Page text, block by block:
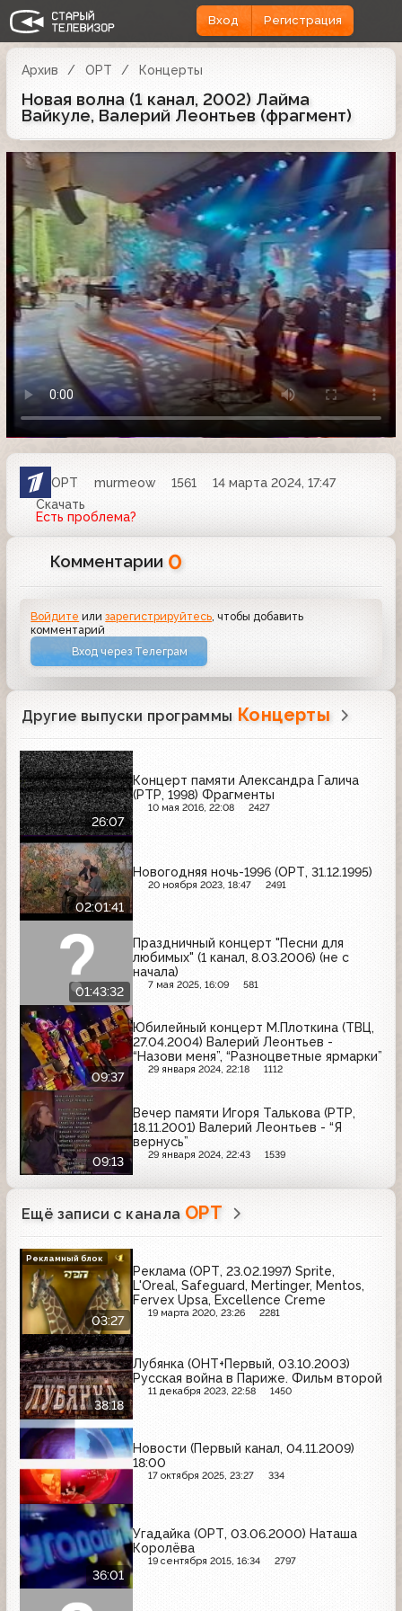
Вход Регистрация
Архив ОРТ Концерты
Новая волна (1 канал, 2002) Лайма
Вайкуле, Валерий Леонтьев (фрагмент)
ОРТ murmeow 1561
14 марта 2024, 17:47
Скачать
Есть проблема?
Комментарии 0
Войдите илизарегистрируйтесь, чтобы добавить
комментарий
Вход через Телеграм
Другие выпуски программы Концерты
26:07
Концерт памяти Александра Галича
(РТР, 1998) Фрагменты
10 мая 2016, 22:08 2427
02:01:41
Новогодняя ночь-1996 (ОРТ, 31.12.1995)
20 ноября 2023, 18:47 2491
01:43:32
Праздничный концерт "Песни для
любимых" (1 канал, 8.03.2006) (не с
начала)
7 мая 2025, 16:09 581
09:37
Юбилейный концерт М.Плоткина (ТВЦ,
27.04.2004) Валерий Леонтьев -
“Назови меня”, “Разноцветные ярмарки”
29 января 2024, 22:18 1112
09:13
Вечер памяти Игоря Талькова (РТР,
18.11.2001) Валерий Леонтьев - “Я
вернусь”
29 января 2024, 22:43 1539
Ещё записи с канала ОРТ
03:27
Реклама (ОРТ, 23.02.1997) Sprite,
L'Oreal, Safeguard, Mertinger, Mentos,
Fervex Upsa, Excellence Creme
19 марта 2020, 23:26 2281
Рекламный блок
38:18
Лубянка (ОНТ+Первый, 03.10.2003)
Русская война в Париже. Фильм второй
11 декабря 2023, 22:58 1450
Новости (Первый канал, 04.11.2009)
18:00
17 октября 2025, 23:27 334
36:01
Угадайка (ОРТ, 03.06.2000) Наташа
Королёва
19 сентября 2015, 16:34 2797